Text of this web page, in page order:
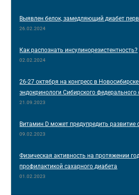
Выявлен белок, замедляющий диабет
26.02.2024
Как распознать инсулинорезистентность?
02.02.2024
26-27 октября на конгресс в
эндокринологи Сибирского федерального
21.09.2023
Витамин D может предупредить развитие
09.02.2023
Физическая активность на протяжении
профилактикой сахарного диабета
01.02.2023